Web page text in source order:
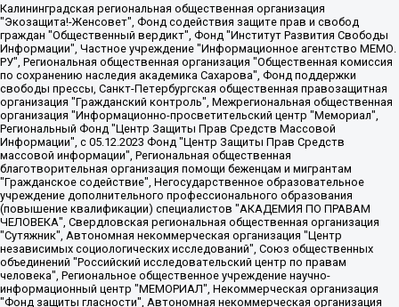
Калининградская региональная общественная организация "Экозащита!-Женсовет", Фонд содействия защите прав и свобод граждан "Общественный вердикт", Фонд "Институт Развития Свободы Информации", Частное учреждение "Информационное агентство МЕМО. РУ", Региональная общественная организация "Общественная комиссия по сохранению наследия академика Сахарова", Фонд поддержки свободы прессы, Санкт-Петербургская общественная правозащитная организация "Гражданский контроль", Межрегиональная общественная организация "Информационно-просветительский центр "Мемориал", Региональный Фонд "Центр Защиты Прав Средств Массовой Информации", с 05.12.2023 Фонд "Центр Защиты Прав Средств массовой информации", Региональная общественная благотворительная организация помощи беженцам и мигрантам "Гражданское содействие", Негосударственное образовательное учреждение дополнительного профессионального образования (повышение квалификации) специалистов "АКАДЕМИЯ ПО ПРАВАМ ЧЕЛОВЕКА", Свердловская региональная общественная организация "Сутяжник", Автономная некоммерческая организация "Центр независимых социологических исследований", Союз общественных объединений "Российский исследовательский центр по правам человека", Региональное общественное учреждение научно-информационный центр "МЕМОРИАЛ", Некоммерческая организация "Фонд защиты гласности", Автономная некоммерческая организация "Институт прав человека", Городская общественная организация "Екатеринбургское общество "МЕМОРИАЛ", Городская общественная организация "Рязанское историко-просветительское и правозащитное общество "Мемориал" (Рязанский Мемориал), Челябинский региональный орган общественной самодеятельности – женское общественное объединение "Женщины Евразии", Челябинский региональный орган общественной самодеятельности "Уральская правозащитная группа", Фонд содействия защите здоровья и социальной справедливости имени Андрея Рылькова, Автономная Некоммерческая Организация "Аналитический Центр Юрия Левады", Автономная некоммерческая организация социальной поддержки населения "Проект Апрель", Региональная общественная организация помощи женщинам и детям, находящимся в кризисной ситуации "Информационно-методический центр "Анна", Фонд содействия развитию массовых коммуникаций и правовому просвещению "Так-так-Так", Фонд содействия устойчивому развитию "Серебряная тайга", Свердловский региональный общественный фонд социальных проектов "Новое время", "Idel.Реалии", Кавказ.Реалии, Крым.Реалии, Телеканал Настоящее Время, Татаро-башкирская служба Радио Свобода (Azatliq Radiosi), Радио Свободная Европа/Радио Свобода (PCE/PC), "Сибирь.Реалии", "Фактограф", Благотворительный фонд помощи осужденным и их семьям, Автономная некоммерческая организация "Институт глобализации и социальных движений", Фонд "В защиту прав заключенных", Частное учреждение "Центр поддержки и содействия развитию средств массовой информации", Пензенский региональный общественный благотворительный фонд "Гражданский союз", "Север.Реалии", Некоммерческая организация Фонд "Правовая инициатива", Общество с ограниченной ответственностью "Радио Свободная Европа/Радио Свобода", Чешское информационное агентство "MEDIUM-ORIENT", Красноярская региональная общественная организация "Мы против СПИДа", Камалягин Денис Николаевич, Маркелов Сергей Евгеньевич, Пономарев Лев Александрович, Савицкая Людмила Алексеевна, Автономная некоммерческая организация "Центр по работе с проблемой насилия "НАСИЛИЮ.НЕТ", Межрегиональный профессиональный союз работников здравоохранения "Альянс врачей", Юридическое лицо, зарегистрированное в Латвийской Республике, SIA "Medusa Project" (регистрационный номер 40103797863, дата регистрации 10.06.2014), Некоммерческая организация "Фонд по борьбе с коррупцией", Автономная некоммерческая организация "Институт права и публичной политики", Баданин Роман Сергеевич, Гликин Максим Александрович, Железнова Мария Михайловна, Лукьянова Юлия Сергеевна, Маетная Елизавета Витальевна, Маняхин Петр Борисович, Чуракова Ольга Владимировна, Ярош Юлия Петровна, Юридическое лицо "The Insider SIA", зарегистрированное в Риге, Латвийская Республика (дата регистрации 26.06.2015), являющееся администратором доменного имени интернет-издания "The Insider SIA", https://theins.ru, Постернак Алексей Евгеньевич, Рубин Михаил Аркадьевич, Анин Роман Александрович, Юридическое лицо Istories fonds, зарегистрированное в Латвийской Республике (регистрационный номер 50008295751, дата регистрации 24.02.2020), Великовский Дмитрий Александрович, Долинина Ирина Николаевна, Мароховская Алеся Алексеевна, Шлейнов Роман Юрьевич, Шмагун Олеся Валентиновна, Общество с ограниченной ответственностью "Альтаир 2021", Общество с ограниченной ответственностью "Вега 2021", Общество с ограниченной ответственностью "Главный редактор 2021", Общество с ограниченной ответственностью "Ромашки монолит", Важенков Артем Валерьевич, Ивановская областная общественная организация "Центр гендерных исследований", Гурман Юрий Альбертович, Медиапроект "ОВД-Инфо", Егоров Владимир Владимирович, Жилинский Владимир Александрович, Общество с ограниченной ответственностью "ЗП", Иванова София Юрьевна, Карезина Инна Павловна, Кильтау Екатерина Викторовна, Петров Алексей Викторович, Пискунов Сергей Евгеньевич, Смирнов Сергей Сергеевич, Тихонов Михаил Сергеевич, Общество с ограниченной ответственностью "ЖУРНАЛИСТ-ИНОСТРАННЫЙ АГЕНТ", Арапова Галина Юрьевна, Вольтская Татьяна Анатольевна, Американская компания "Mason G.E.S. Anonymous Foundation" (США), являющаяся владельцем интернет-издания https://mnews.world/, Компания "Stichting Bellingcat", зарегистрированная в Нидерландах (дата регистрации 11.07.2018), Захаров Андрей Вячеславович, Клепиковская Екатерина Дмитриевна, Общество с ограниченной ответственностью "МЕМО", Перл Роман Александрович, Симонов Евгений Алексеевич, Соловьева Елена Анатольевна, Сотников Даниил Владимирович, Сурначева Елизавета Дмитриевна, Автономная некоммерческая организация по защите прав человека и информированию населения "Якутия – Наше Мнение", Общество с ограниченной ответственностью "Москоу диджитал медиа", с 26.01.2023 Общество с ограниченной ответственностью "Чайка Белые сады", Ветошкина Валерия Валерьевна, Заговора Максим Александрович, Межрегиональное общественное движение "Российская ЛГБТ - сеть", Оленичев Максим Владимирович, Павлов Иван Юрьевич, Скворцова Елена Сергеевна, Общество с ограниченной ответственностью "Как бы инагент", Кочетков Игорь Викторович, Общество с ограниченной ответственностью "Честные выборы", Еланчик Олег Александрович, Общество с ограниченной ответственностью "Нобелевский призыв", Гималова Регина Эмилевна, Григорьев Андрей Валерьевич, Григорьева Алина Александровна, Ассоциация по содействию защите прав призывников, альтернативнослужащих и военнослужащих "Правозащитная группа "Гражданин.Армия.Право", Хисамова Регина Фаритовна, Автономная некоммерческая организация по реализации социально-правовых программ "Лилит", Дальневосточное общественное движение "Маяк", Санкт-Петербургская ЛГБТ-инициативная группа "Выход", Инициативная группа ЛГБТ+ "Реверс", Алексеев Андрей Викторович, Бекбулатова Таисия Львовна, Беляев Иван Михайлович, Владыкина Елена Сергеевна, Гельман Марат Александрович, Никульшина Вероника Юрьевна, Толоконникова Надежда Андреевна, Шендерович Виктор Анатольевич, Общество с ограниченной ответственностью "Данное сообщение", Общество с ограниченной ответственностью Издательский дом "Новая глава", Айнбиндер Александра Александровна, Московский комьюнити-центр для ЛГБТ+инициатив, Благотворительный фонд развития филантропии, Deutsche Welle (Германия, Kurt-Schumacher-Strasse 3, 53113 Bonn), Борзунова Мария Михайловна, Воробьев Виктор Викторович, Голубева Анна Львовна, Константинова Алла Михайловна, Малкова Ирина Владимировна, Мурадов Мурад Абдулгалимович, Осетинская Елизавета Николаевна, Понасенков Евгений Николаевич, Ганапольский Матвей Юрьевич, Киселев Евгений Алексеевич, Борухович Ирина Григорьевна, Дремин Иван Тимофеевич, Дубровский Дмитрий Викторович, Красноярская региональная общественная организация поддержки и развития альтернативных образовательных технологий и межкультурных коммуникаций "ИНТЕРРА", Маяковская Екатерина Алексеевна, Фейгин Марк Захарович, Филимонов Андрей Викторович, Дзугкоева Регина Николаевна, Доброхотов Роман Александрович, Дудь Юрий Александрович, Елкин Сергей Владимирович, Кругликов Кирилл Игоревич, Сабунаева Мария Леонидовна, Семенов Алексей Владимирович, Шаинян Карен Багратович, Шульман Екатерина Михайловна, Асафьев Артур Валерьевич, Вахштайн Виктор Семенович, Венедиктов Алексей Алексеевич, Лушникова Екатерина Евгеньевна, Волков Леонид Михайлович, Невзоров Александр Глебович, Пархоменко Сергей Борисович, Сироткин Ярослав Николаевич, Кара-Мурза Владимир Владимирович, Баранова Наталья Владимировна, Гозман Леонид Яковлевич, Кагарлицкий Борис Юльевич, Климарев Михаил Валерьевич, Милов Владимир Станиславович, Автономная некоммерческая организация Краснодарский центр современного искусства "Типография", Моргенштерн Алишер Тагирович, Соболь Любовь Эдуардовна, Общество с ограниченной ответственностью "ЛИЗА НОРМ", Каспаров Гарри Кимович, Ходорковский Михаил Борисович, Общество с ограниченной ответственностью "Апрельские тезисы", Данилович Ирина Брониславовна, Кашин Олег Владимирович, Петров Николай Владимирович, Пивоваров Алексей Владимирович, Соколов Михаил Владимирович, Цветкова Юлия Владимировна, Чичваркин Евгений Александрович, Комитет против пыток/Команда против пыток, Общество с ограниченной ответственностью "Первый научный", Общество с ограниченной ответственностью "Вертолет и ко", Белоцерковская Вероника Борисовна, Кац Максим Евгеньевич, Лазарева Татьяна Юрьевна, Шаведдинов Руслан Табризович, Яшин Илья Валерьевич, Общество с ограниченной ответственностью "Иноагент ААВ", Алешковский Дмитрий Петрович, Альбац Евгения Марковна, Быков Дмитрий Львович, Галямина Юлия Евгеньевна, Лойко Сергей Леонидович, Мартынов Кирилл Константинович, Медведев Сергей Александрович, Крашенинников Федор Геннадиевич, Гордеева Катерина Вл